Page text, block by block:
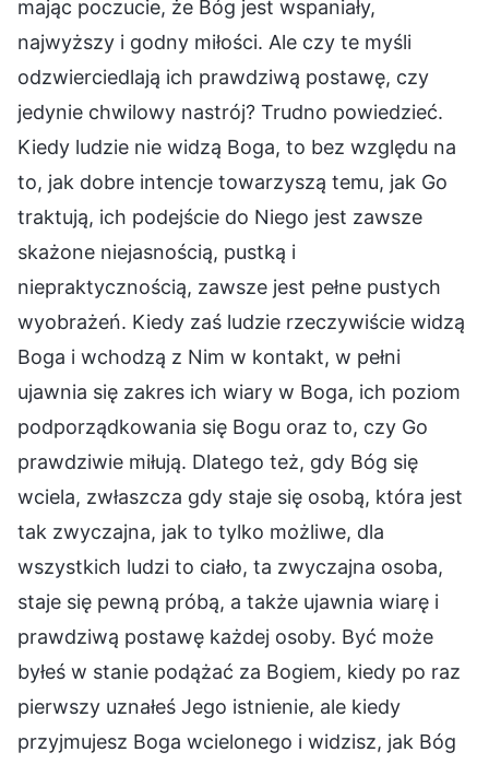
mając poczucie, że Bóg jest wspaniały,
najwyższy i godny miłości. Ale czy te myśli
odzwierciedlają ich prawdziwą postawę, czy
jedynie chwilowy nastrój? Trudno powiedzieć.
Kiedy ludzie nie widzą Boga, to bez względu na
to, jak dobre intencje towarzyszą temu, jak Go
traktują, ich podejście do Niego jest zawsze
skażone niejasnością, pustką i
niepraktycznością, zawsze jest pełne pustych
wyobrażeń. Kiedy zaś ludzie rzeczywiście widzą
Boga i wchodzą z Nim w kontakt, w pełni
ujawnia się zakres ich wiary w Boga, ich poziom
podporządkowania się Bogu oraz to, czy Go
prawdziwie miłują. Dlatego też, gdy Bóg się
wciela, zwłaszcza gdy staje się osobą, która jest
tak zwyczajna, jak to tylko możliwe, dla
wszystkich ludzi to ciało, ta zwyczajna osoba,
staje się pewną próbą, a także ujawnia wiarę i
prawdziwą postawę każdej osoby. Być może
byłeś w stanie podążać za Bogiem, kiedy po raz
pierwszy uznałeś Jego istnienie, ale kiedy
przyjmujesz Boga wcielonego i widzisz, jak Bóg